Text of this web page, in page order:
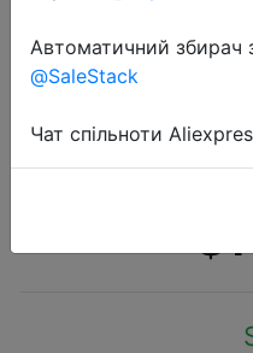
Мяч KELME из
размер 4,
по матчам
Автоматичний збирач
@SaleStack
Чат спільноти